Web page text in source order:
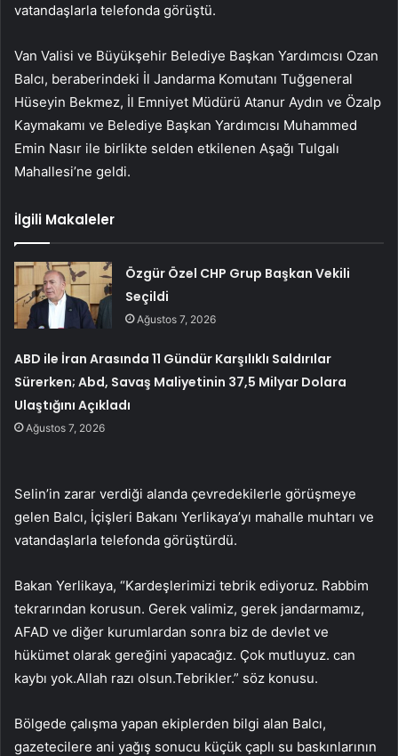
vatandaşlarla telefonda görüştü.
Van Valisi ve Büyükşehir Belediye Başkan Yardımcısı Ozan
Balcı, beraberindeki İl Jandarma Komutanı Tuğgeneral
Hüseyin Bekmez, İl Emniyet Müdürü Atanur Aydın ve Özalp
Kaymakamı ve Belediye Başkan Yardımcısı Muhammed
Emin Nasır ile birlikte selden etkilenen Aşağı Tulgalı
Mahallesi’ne geldi.
İlgili Makaleler
Özgür Özel CHP Grup Başkan Vekili
Seçildi
Ağustos 7, 2026
ABD ile İran Arasında 11 Gündür Karşılıklı Saldırılar
Sürerken; Abd, Savaş Maliyetinin 37,5 Milyar Dolara
Ulaştığını Açıkladı
Ağustos 7, 2026
Selin’in zarar verdiği alanda çevredekilerle görüşmeye
gelen Balcı, İçişleri Bakanı Yerlikaya’yı mahalle muhtarı ve
vatandaşlarla telefonda görüştürdü.
Bakan Yerlikaya, “Kardeşlerimizi tebrik ediyoruz. Rabbim
tekrarından korusun. Gerek valimiz, gerek jandarmamız,
AFAD ve diğer kurumlardan sonra biz de devlet ve
hükümet olarak gereğini yapacağız. Çok mutluyuz. can
kaybı yok.Allah razı olsun.Tebrikler.” söz konusu.
Bölgede çalışma yapan ekiplerden bilgi alan Balcı,
gazetecilere ani yağış sonucu küçük çaplı su baskınlarının